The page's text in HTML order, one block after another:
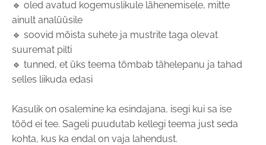
🔹 oled avatud kogemuslikule lähenemisele, mitte
ainult analüüsile
🔹 soovid mõista suhete ja mustrite taga olevat
suuremat pilti
🔹 tunned, et üks teema tõmbab tähelepanu ja tahad
selles liikuda edasi
Kasulik on osalemine ka esindajana, isegi kui sa ise
tööd ei tee. Sageli puudutab kellegi teema just seda
kohta, kus ka endal on vaja lahendust.